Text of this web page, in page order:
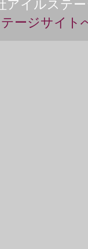
アイルステ
ージサイト